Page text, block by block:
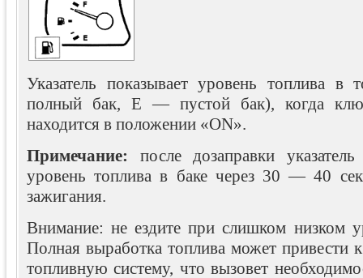
Указатель показывает уровень топлива
полный бак, E — пустой бак), когда
находится в положении «ON».
Примечание: после дозаправки
уровень топлива в баке через 30 — 40
зажигания.
Внимание: не ездите при слишком низком
Полная выработка топлива может привести
топливную систему, что вызовет